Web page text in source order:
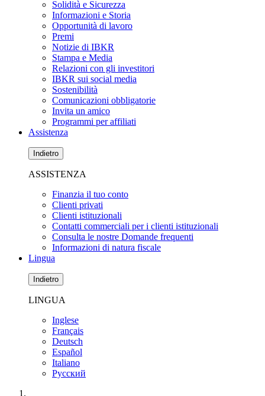
Solidità e Sicurezza
Informazioni e Storia
Opportunità di lavoro
Premi
Notizie di IBKR
Stampa e Media
Relazioni con gli investitori
IBKR sui social media
Sostenibilità
Comunicazioni obbligatorie
Invita un amico
Programmi per affiliati
Assistenza
Indietro
ASSISTENZA
Finanzia il tuo conto
Clienti privati
Clienti istituzionali
Contatti commerciali per i clienti istituzionali
Consulta le nostre Domande frequenti
Informazioni di natura fiscale
Lingua
Indietro
LINGUA
Inglese
Français
Deutsch
Español
Italiano
Pусский